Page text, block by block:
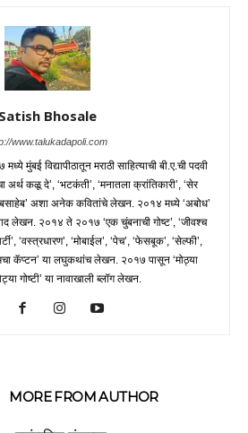
Satish Bhosale
www.talukadapoli.com
मुंबई विद्यापीठातून मराठी साहित्याची बी.ए.ची पदवी
अर्थ कळू दे’, ‘भटकंती’, ‘मनातला क्रांतिकारी’, ‘सेर
अशा अनेक कवितांचे लेखन. २०१४ मध्ये ‘अबोध’
लेखन. २०१४ ते २०१७ ‘एक चुंबनाची गोष्ट’, ‘जीवश्च
‘वस्त्रधारण’, ‘मोबाईल’, ‘पेच’, ‘फेसबूक’, ‘सेल्फी’,
कॅप्टन’ या लघुकथांच लेखन. २०१७ पासून ‘मोठ्या
गोष्टी’ या नावाखाली ब्लॉग लेखन.
MORE FROM AUTHOR